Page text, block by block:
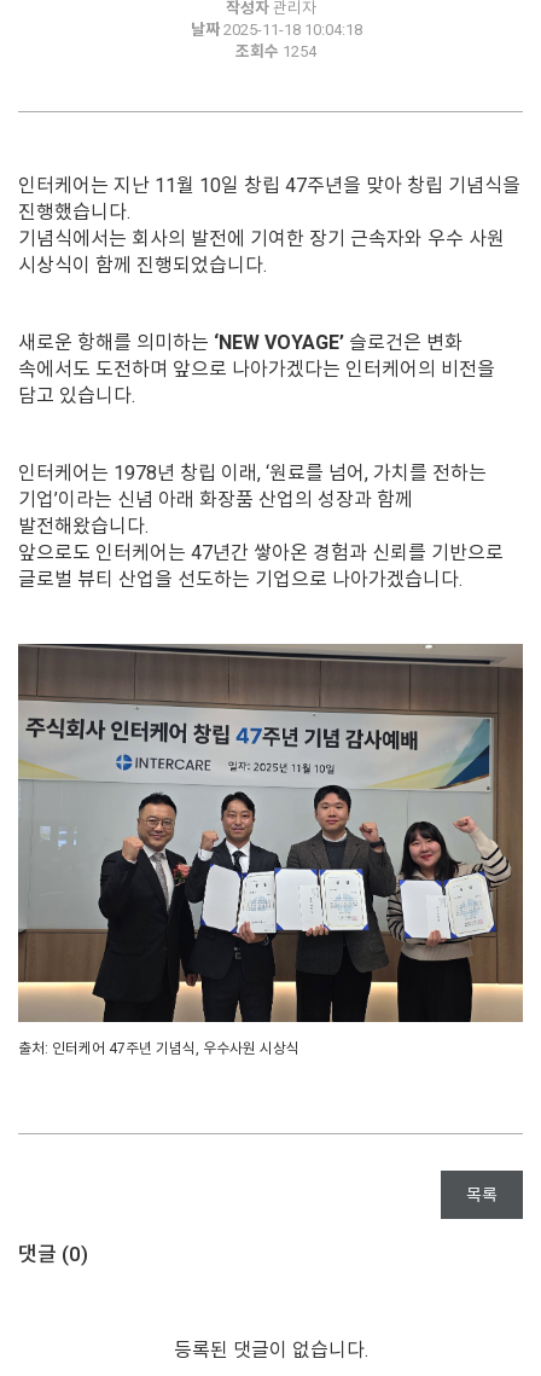
작성자관리자
날짜2025-11-18 10:04:18
조회수 1254
인터케어는 지난 11월 10일 창립 47주년을 맞아 창립 기념식을
진행했습니다.
기념식에서는 회사의 발전에 기여한 장기 근속자와 우수 사원
시상식이 함께 진행되었습니다.
새로운 항해를 의미하는 ‘NEW VOYAGE’ 슬로건은 변화
속에서도 도전하며 앞으로 나아가겠다는 인터케어의 비전을
담고 있습니다.
인터케어는 1978년 창립 이래, ‘원료를 넘어, 가치를 전하는
기업’이라는 신념 아래 화장품 산업의 성장과 함께
발전해왔습니다.
앞으로도 인터케어는 47년간 쌓아온 경험과 신뢰를 기반으로
글로벌 뷰티 산업을 선도하는 기업으로 나아가겠습니다.
출처: 인터케어 47주년 기념식, 우수사원 시상식
목록
댓글 (0)
등록된 댓글이 없습니다.